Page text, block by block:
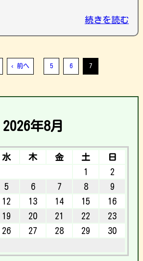
続きを読む
‹ 前へ 5 6 7
2026年8月
水 木 金 土
日
1
2
5 6 7 8
9
12 13 14 15
16
19 20 21 22
23
26 27 28 29
30